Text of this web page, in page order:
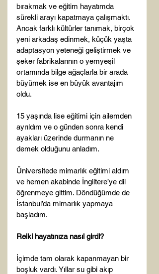
bırakmak ve eğitim hayatımda
sürekli arayı kapatmaya çalışmaktı.
Ancak farklı kültürler tanımak, birçok
yeni arkadaş edinmek, küçük yaşta
adaptasyon yeteneği geliştirmek ve
şeker fabrikalarının o yemyeşil
ortamında bilge ağaçlarla bir arada
büyümek ise en büyük avantajım
oldu.
15 yaşında lise eğitimi için ailemden
ayrıldım ve o günden sonra kendi
ayakları üzerinde durmanın ne
demek olduğunu anladım.
Üniversitede mimarlık eğitimi aldım
ve hemen akabinde İngiltere’ye dil
öğrenmeye gittim. Döndüğümde de
İstanbul’da mimarlık yapmaya
başladım.
Reiki hayatınıza nasıl girdi?
İçimde tam olarak kapanmayan bir
boşluk vardı. Yıllar su gibi akıp